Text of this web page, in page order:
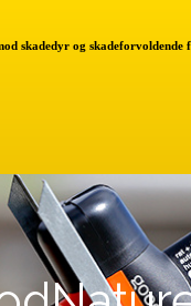
skadedyr og skadeforvoldende